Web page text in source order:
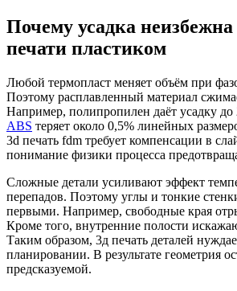
Почему усадка
печати пластиком
Любой термопласт меняет объём при
Поэтому расплавленный материал
Например, полипропилен даёт усадку до
ABS теряет около 0,5% линейных
3d печать fdm требует компенсации в
понимание физики процесса
Сложные детали усиливают эффект
перепадов. Поэтому углы и тонкие
первыми. Например, свободные края
Кроме того, внутренние полости
Таким образом, 3д печать деталей
планировании. В результате геометрия
предсказуемой.